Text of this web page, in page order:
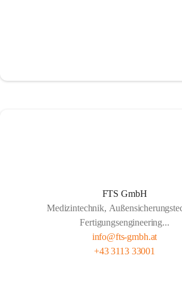
FTS GmbH
Medizintechnik,
Fertigungsengineering...
info@fts-gmbh.at
+43 3113 33001